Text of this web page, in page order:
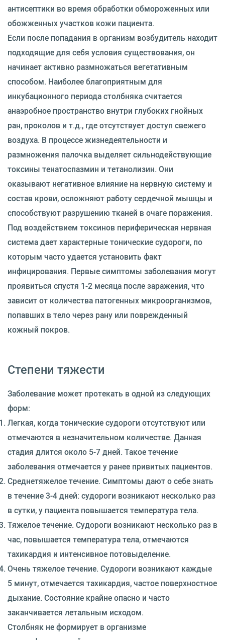
антисептики во время обработки обмороженных или
обожженных участков кожи пациента.
Если после попадания в организм возбудитель находит
подходящие для себя условия существования, он
начинает активно размножаться вегетативным
способом. Наиболее благоприятным для
инкубационного периода столбняка считается
анаэробное пространство внутри глубоких гнойных
ран, проколов и т.д., где отсутствует доступ свежего
воздуха. В процессе жизнедеятельности и
размножения палочка выделяет сильнодействующие
токсины тенатоспазмин и тетанолизин. Они
оказывают негативное влияние на нервную систему и
состав крови, осложняют работу сердечной мышцы и
способствуют разрушению тканей в очаге поражения.
Под воздействием токсинов периферическая нервная
система дает характерные тонические судороги, по
которым часто удается установить факт
инфицирования. Первые симптомы заболевания могут
проявиться спустя 1-2 месяца после заражения, что
зависит от количества патогенных микроорганизмов,
попавших в тело через рану или поврежденный
кожный покров.
Степени тяжести
Заболевание может протекать в одной из следующих
форм:
Легкая, когда тонические судороги отсутствуют или
отмечаются в незначительном количестве. Данная
стадия длится около 5-7 дней. Такое течение
заболевания отмечается у ранее привитых пациентов.
Среднетяжелое течение. Симптомы дают о себе знать
в течение 3-4 дней: судороги возникают несколько раз
в сутки, у пациента повышается температура тела.
Тяжелое течение. Судороги возникают несколько раз в
час, повышается температура тела, отмечаются
тахикардия и интенсивное потовыделение.
Очень тяжелое течение. Судороги возникают каждые
5 минут, отмечается тахикардия, частое поверхностное
дыхание. Состояние крайне опасно и часто
заканчивается летальным исходом.
Столбняк не формирует в организме